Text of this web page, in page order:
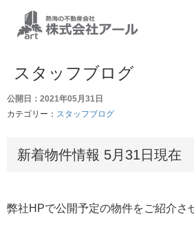
スタッフブログ
公開日：2021年05月31日
カテゴリー： スタッフブログ
新着物件情報 5月31日現在
弊社HPで公開予定の物件をご紹介さ